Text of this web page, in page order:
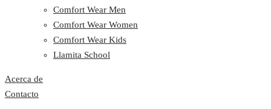
Comfort Wear Men
Comfort Wear Women
Comfort Wear Kids
Llamita School
Acerca de
Contacto